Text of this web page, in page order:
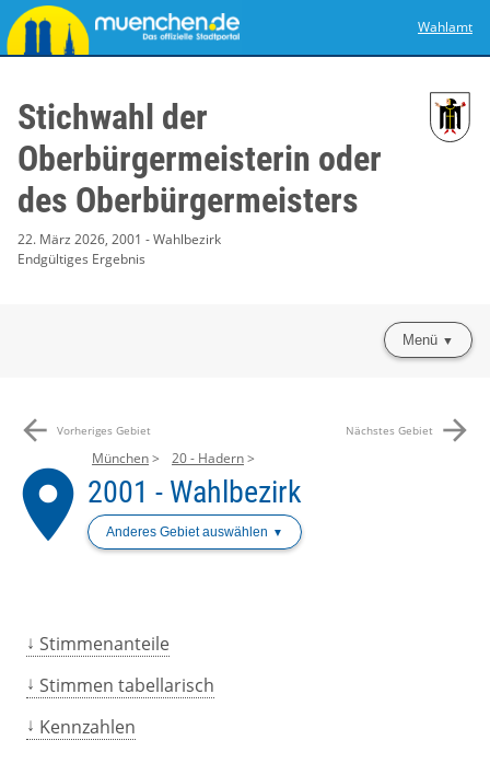
Wahlamt
Stichwahl der
Oberbürgermeisterin oder
des Oberbürgermeisters
22. März 2026, 2001 - Wahlbezirk
Endgültiges Ergebnis
Menü
arrow_back Vorheriges Gebiet Nächstes Gebiet arrow_forward
place
München 20 - Hadern
2001 - Wahlbezirk
Anderes Gebiet auswählen
Stimmenanteile
Stimmen tabellarisch
Kennzahlen